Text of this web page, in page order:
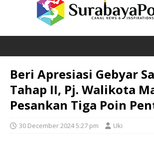
Beri Apresiasi Gebyar
Tahap II, Pj. Walikota
Pesankan Tiga Poin
30 December 2024 5:27 pm Uki